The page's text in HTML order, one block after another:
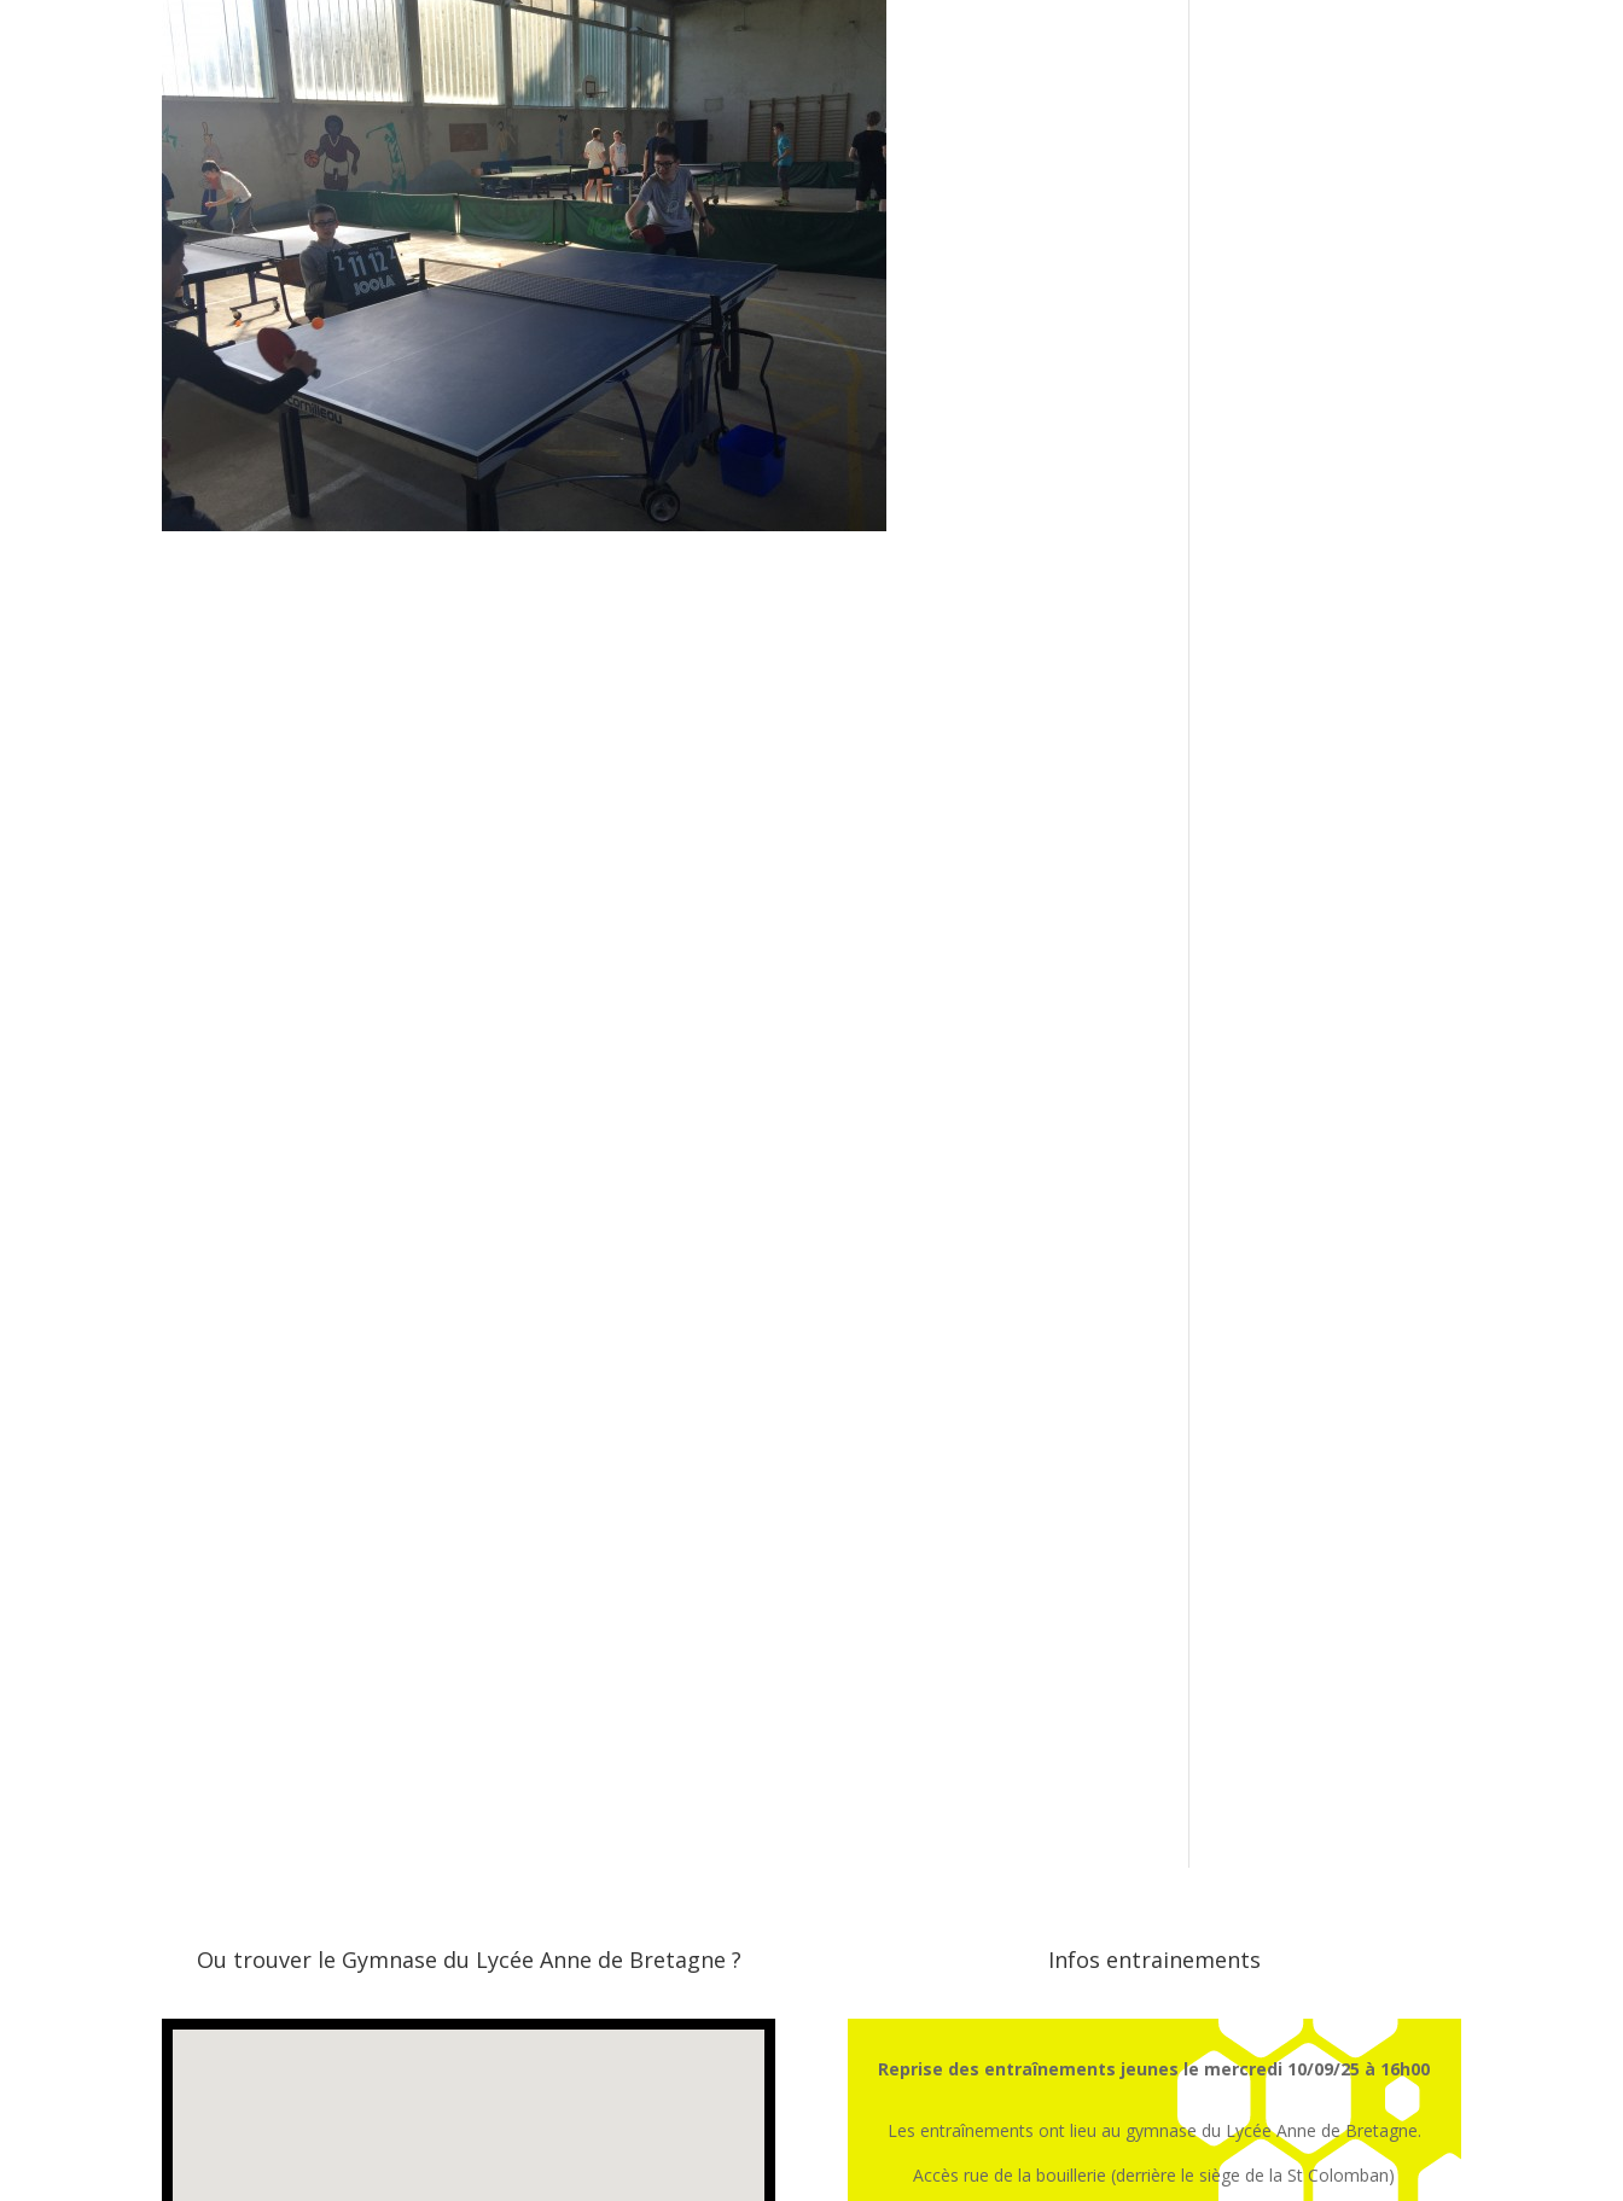
Ou trouver le Gymnase du Lycée Anne de Bretagne ? Infos entrainements
Reprise des entraînements jeunes le mercredi 10/09/25 à 16h00
Les entraînements ont lieu au gymnase du Lycée Anne de Bretagne.
Accès rue de la bouillerie (derrière le siège de la St Colomban)